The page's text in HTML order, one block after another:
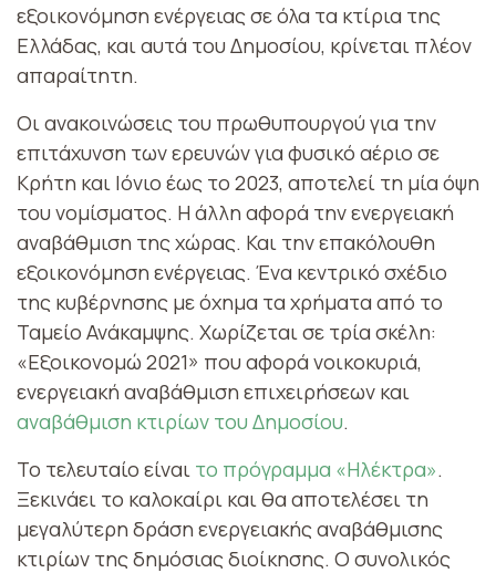
εξοικονόμηση ενέργειας σε όλα τα κτίρια της
Ελλάδας, και αυτά του Δημοσίου, κρίνεται πλέον
απαραίτητη.
Οι ανακοινώσεις του πρωθυπουργού για την
επιτάχυνση των ερευνών για φυσικό αέριο σε
Κρήτη και Ιόνιο έως το 2023, αποτελεί τη μία όψη
του νομίσματος. Η άλλη αφορά την ενεργειακή
αναβάθμιση της χώρας. Και την επακόλουθη
εξοικονόμηση ενέργειας. Ένα κεντρικό σχέδιο
της κυβέρνησης με όχημα τα χρήματα από το
Ταμείο Ανάκαμψης. Χωρίζεται σε τρία σκέλη:
«Εξοικονομώ 2021» που αφορά νοικοκυριά,
ενεργειακή αναβάθμιση επιχειρήσεων και
αναβάθμιση κτιρίων του Δημοσίου.
Το τελευταίο είναι το πρόγραμμα «Ηλέκτρα».
Ξεκινάει το καλοκαίρι και θα αποτελέσει τη
μεγαλύτερη δράση ενεργειακής αναβάθμισης
κτιρίων της δημόσιας διοίκησης. Ο συνολικός